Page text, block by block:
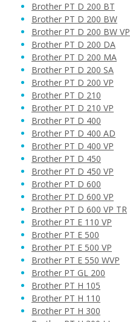
Brother PT D 200 BT
Brother PT D 200 BW
Brother PT D 200 BW VP
Brother PT D 200 DA
Brother PT D 200 MA
Brother PT D 200 SA
Brother PT D 200 VP
Brother PT D 210
Brother PT D 210 VP
Brother PT D 400
Brother PT D 400 AD
Brother PT D 400 VP
Brother PT D 450
Brother PT D 450 VP
Brother PT D 600
Brother PT D 600 VP
Brother PT D 600 VP TR
Brother PT E 110 VP
Brother PT E 500
Brother PT E 500 VP
Brother PT E 550 WVP
Brother PT GL 200
Brother PT H 105
Brother PT H 110
Brother PT H 300